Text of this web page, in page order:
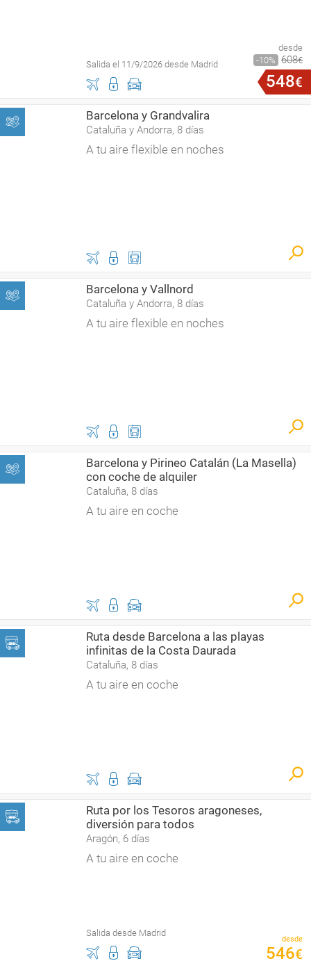
Salida el 11/9/2026 desde Madrid
desde
10
608€
548€
Barcelona y Grandvalira
Cataluña y Andorra, 8 días
A tu aire flexible en noches
Barcelona y Vallnord
Cataluña y Andorra, 8 días
A tu aire flexible en noches
Barcelona y Pirineo Catalán (La Masella)
con coche de alquiler
Cataluña, 8 días
A tu aire en coche
Ruta desde Barcelona a las playas
infinitas de la Costa Daurada
Cataluña, 8 días
A tu aire en coche
Ruta por los Tesoros aragoneses,
diversión para todos
Aragón, 6 días
A tu aire en coche
Salida desde Madrid
desde
546€